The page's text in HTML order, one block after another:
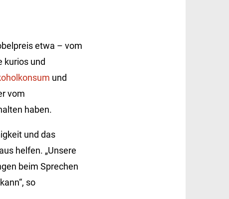
etwa – vom
kurios und
und
vom
haben.
und das
helfen. „Unsere
beim Sprechen
so